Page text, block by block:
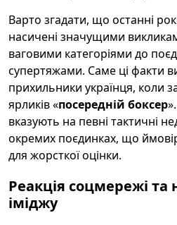
Варто згадати, що останні
насичені значущими
ваговими категоріями до
супертяжами. Саме ці факти
прихильники українця, коли
ярликів «посередній боксер
вказують на певні тактичні
окремих поєдинках, що
для жорсткої оцінки.
Реакція соцмережі та
іміджу